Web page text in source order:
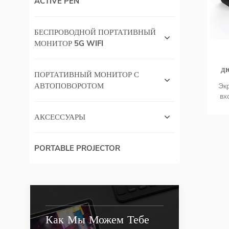
БЕСПРОВОДНОЙ ПОРТАТИВНЫЙ
МОНИТОР 5G WIFI
ПОРТАТИВНЫЙ МОНИТОР С
АВТОПОВОРОТОМ
АКСЕССУАРЫ
PORTABLE PROJECTOR
Как Мы Можем Тебе